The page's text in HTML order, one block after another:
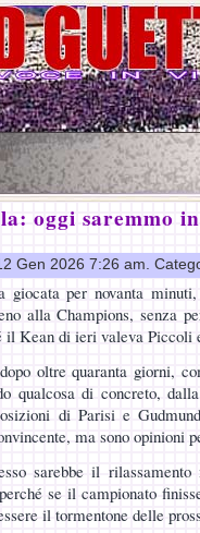
oggi saremmo
Gen 2026 7:26 am.
giocata per novanta
alla Champions, senza
il Kean di ieri valeva Piccoli
oltre quaranta giorni,
qualcosa di concreto,
di Parisi e
ma sono opinioni
sarebbe il
se il campionato
il tormentone delle